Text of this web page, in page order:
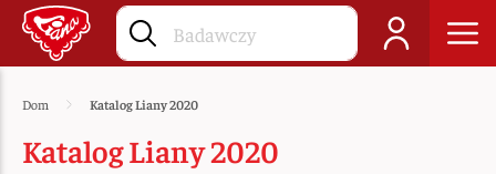
Dom Katalog Liany 2020
Katalog Liany 2020